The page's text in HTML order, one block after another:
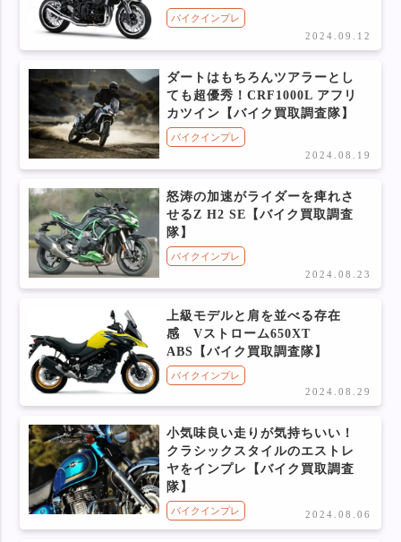
バイクインプレ
2024.09.12
ダートはもちろんツアラーとし
ても超優秀！CRF1000L アフリ
カツイン【バイク買取調査隊】
バイクインプレ
2024.08.19
怒涛の加速がライダーを痺れさ
せるZ H2 SE【バイク買取調査
隊】
バイクインプレ
2024.08.23
上級モデルと肩を並べる存在
感 Vストローム650XT
ABS【バイク買取調査隊】
バイクインプレ
2024.08.29
小気味良い走りが気持ちいい！
クラシックスタイルのエストレ
ヤをインプレ【バイク買取調査
隊】
バイクインプレ 2024.08.06